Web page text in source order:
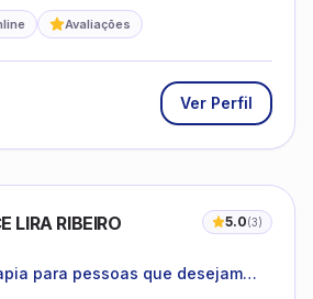
Avaliações
Ver Perfil
LIRA RIBEIRO 5.0(3)
para pessoas que desejam